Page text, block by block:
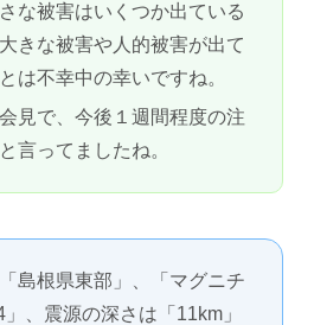
な被害はいくつか出ている
きな被害や人的被害が出て
は不幸中の幸いですね。
見で、今後１週間程度の注
言ってましたね。
島根県東部」、「マグニチ
」、震源の深さは「11km」